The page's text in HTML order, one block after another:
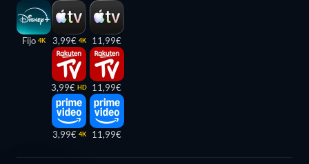
Fijo 4K 3,99€ 4K
3,99€ HD
3,99€ 4K
11,99€
11,99€
11,99€